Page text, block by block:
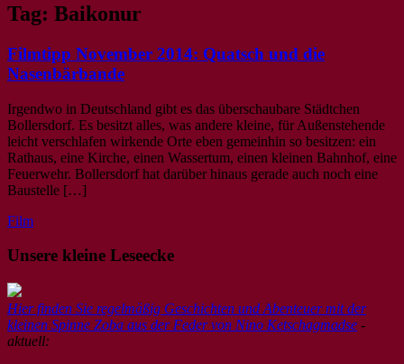
Tag: Baikonur
Filmtipp November 2014: Quatsch und die
Nasenbärbande
Irgendwo in Deutschland gibt es das überschaubare Städtchen
Bollersdorf. Es besitzt alles, was andere kleine, für Außenstehende
leicht verschlafen wirkende Orte eben gemeinhin so besitzen: ein
Rathaus, eine Kirche, einen Wassertum, einen kleinen Bahnhof, eine
Feuerwehr. Bollersdorf hat darüber hinaus gerade auch noch eine
Baustelle […]
Film
Unsere kleine Leseecke
Hier finden Sie regelmäßig Geschichten und Abenteuer mit der
kleinen Spinne Zoba aus der Feder von Nino Ketschagmadse -
aktuell: